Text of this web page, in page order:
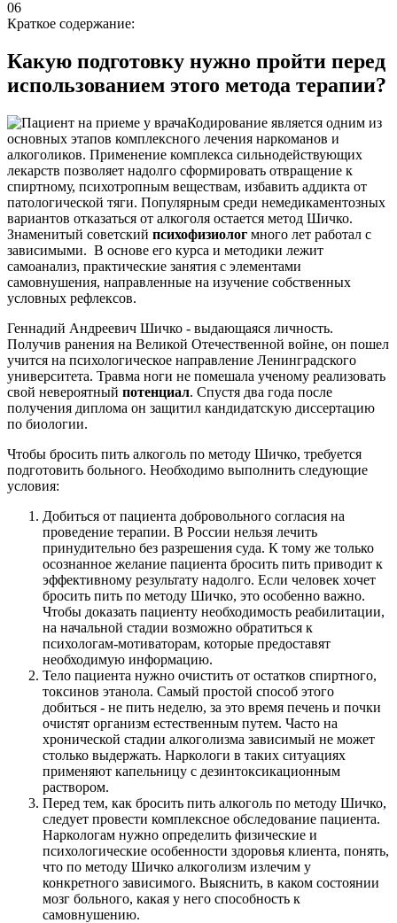
06
Краткое содержание:
Какую подготовку нужно пройти перед
использованием этого метода терапии?
Кодирование является одним из
основных этапов комплексного лечения наркоманов и
алкоголиков. Применение комплекса сильнодействующих
лекарств позволяет надолго сформировать отвращение к
спиртному, психотропным веществам, избавить аддикта от
патологической тяги. Популярным среди немедикаментозных
вариантов отказаться от алкоголя остается метод Шичко.
Знаменитый советский психофизиолог много лет работал с
зависимыми. В основе его курса и методики лежит
самоанализ, практические занятия с элементами
самовнушения, направленные на изучение собственных
условных рефлексов.
Геннадий Андреевич Шичко - выдающаяся личность.
Получив ранения на Великой Отечественной войне, он пошел
учится на психологическое направление Ленинградского
университета. Травма ноги не помешала ученому реализовать
свой невероятный потенциал. Спустя два года после
получения диплома он защитил кандидатскую диссертацию
по биологии.
Чтобы бросить пить алкоголь по методу Шичко, требуется
подготовить больного. Необходимо выполнить следующие
условия:
Добиться от пациента добровольного согласия на
проведение терапии. В России нельзя лечить
принудительно без разрешения суда. К тому же только
осознанное желание пациента бросить пить приводит к
эффективному результату надолго. Если человек хочет
бросить пить по методу Шичко, это особенно важно.
Чтобы доказать пациенту необходимость реабилитации,
на начальной стадии возможно обратиться к
психологам-мотиваторам, которые предоставят
необходимую информацию.
Тело пациента нужно очистить от остатков спиртного,
токсинов этанола. Самый простой способ этого
добиться - не пить неделю, за это время печень и почки
очистят организм естественным путем. Часто на
хронической стадии алкоголизма зависимый не может
столько выдержать. Наркологи в таких ситуациях
применяют капельницу с дезинтоксикационным
раствором.
Перед тем, как бросить пить алкоголь по методу Шичко,
следует провести комплексное обследование пациента.
Наркологам нужно определить физические и
психологические особенности здоровья клиента, понять,
что по методу Шичко алкоголизм излечим у
конкретного зависимого. Выяснить, в каком состоянии
мозг больного, какая у него способность к
самовнушению.